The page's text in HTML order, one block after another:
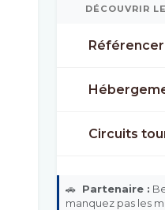
DÉCOUVRIR
Circuits
🚗 Partenaire :
manquez pas les